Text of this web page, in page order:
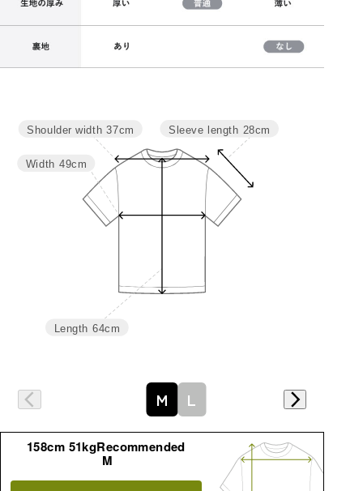
サイズ 肩幅 袖丈
98 28
38.5 29
Sleeve length 28cm
Length 64cm
Width 49cm
Shoulder width 37cm
M L
158cm 51kgRecommended
M